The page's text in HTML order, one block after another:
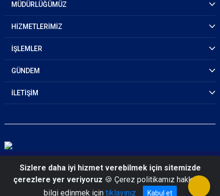
MÜDÜRLÜĞÜMÜZ
HİZMETLERİMİZ
İŞLEMLER
GÜNDEM
İLETİŞİM
© 2026 Mersin Emniyet Müdürlüğü
Sizlere daha iyi hizmet verebilmek için sitemizde
çerezlere yer veriyoruz 🍪 Çerez politikamız hakkında
bilgi edinmek için tıklayınız Kabul et